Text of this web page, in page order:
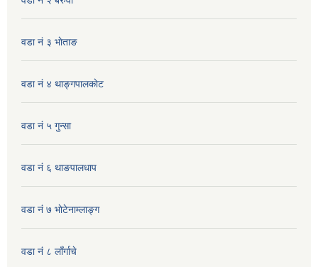
वडा नं ३ भाेताङ
वडा नं ४ थाङ्गपालकाेट
वडा नं ५ गुन्सा
वडा नं ६ थाङपालधाप
वडा नं ७ भाेटेनाम्लाङ्ग
वडा नं ८ लाँर्गाचे